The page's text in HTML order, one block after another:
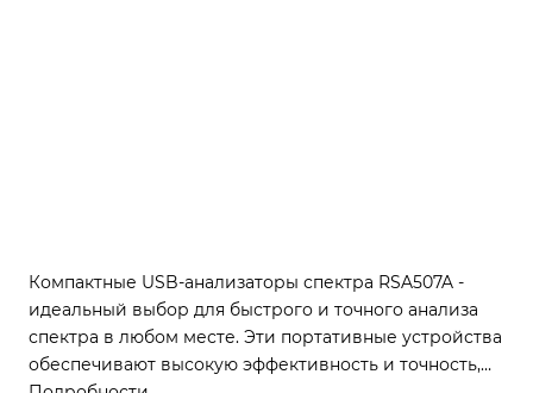
Компактные USB-анализаторы спектра RSA507A -
идеальный выбор для быстрого и точного анализа
спектра в любом месте. Эти портативные устройства
обеспечивают высокую эффективность и точность,